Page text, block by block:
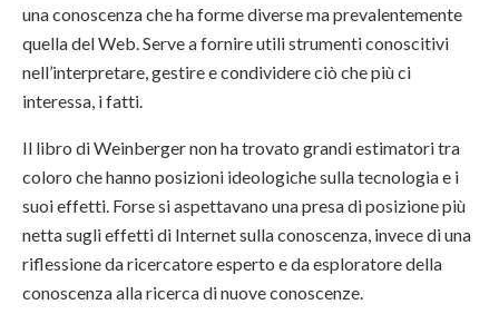
una conoscenza che ha forme diverse ma prevalentemente
quella del Web. Serve a fornire utili strumenti conoscitivi
nell’interpretare, gestire e condividere ciò che più ci
interessa, i fatti.
Il libro di Weinberger non ha trovato grandi estimatori tra
coloro che hanno posizioni ideologiche sulla tecnologia e i
suoi effetti. Forse si aspettavano una presa di posizione più
netta sugli effetti di Internet sulla conoscenza, invece di una
riflessione da ricercatore esperto e da esploratore della
conoscenza alla ricerca di nuove conoscenze.